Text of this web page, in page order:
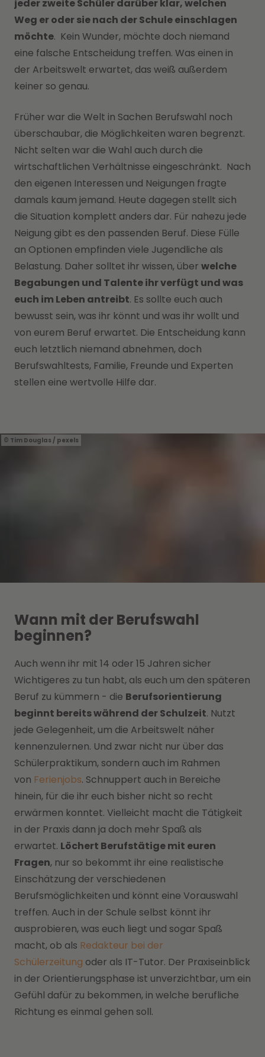
jeder zweite Schüler darüber klar, welchen
Weg er oder sie nach der Schule einschlagen
möchte. Kein Wunder, möchte doch niemand
eine falsche Entscheidung treffen. Was einen in
der Arbeitswelt erwartet, das weiß außerdem
keiner so genau.
Früher war die Welt in Sachen Berufswahl noch
überschaubar, die Möglichkeiten waren begrenzt.
Nicht selten war die Wahl auch durch die
wirtschaftlichen Verhältnisse eingeschränkt. Nach
den eigenen Interessen und Neigungen fragte
damals kaum jemand. Heute dagegen stellt sich
die Situation komplett anders dar. Für nahezu jede
Neigung gibt es den passenden Beruf. Diese Fülle
an Optionen empfinden viele Jugendliche als
Belastung. Daher solltet ihr wissen, über welche
Begabungen und Talente ihr verfügt und was
euch im Leben antreibt. Es sollte euch auch
bewusst sein, was ihr könnt und was ihr wollt und
von eurem Beruf erwartet. Die Entscheidung kann
euch letztlich niemand abnehmen, doch
Berufswahltests, Familie, Freunde und Experten
stellen eine wertvolle Hilfe dar.
Tim Douglas / pexels
Wann mit der Berufswahl
beginnen?
Auch wenn ihr mit 14 oder 15 Jahren sicher
Wichtigeres zu tun habt, als euch um den späteren
Beruf zu kümmern - die Berufsorientierung
beginnt bereits während der Schulzeit. Nutzt
jede Gelegenheit, um die Arbeitswelt näher
kennenzulernen. Und zwar nicht nur über das
Schülerpraktikum, sondern auch im Rahmen
von Ferienjobs. Schnuppert auch in Bereiche
hinein, für die ihr euch bisher nicht so recht
erwärmen konntet. Vielleicht macht die Tätigkeit
in der Praxis dann ja doch mehr Spaß als
erwartet. Löchert Berufstätige mit euren
Fragen, nur so bekommt ihr eine realistische
Einschätzung der verschiedenen
Berufsmöglichkeiten und könnt eine Vorauswahl
treffen. Auch in der Schule selbst könnt ihr
ausprobieren, was euch liegt und sogar Spaß
macht, ob als Redakteur bei der
Schülerzeitung oder als IT-Tutor. Der Praxiseinblick
in der Orientierungsphase ist unverzichtbar, um ein
Gefühl dafür zu bekommen, in welche berufliche
Richtung es einmal gehen soll.